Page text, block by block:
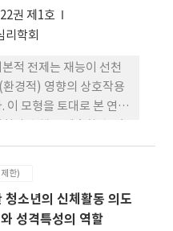
서 나타났다. 본 결과는
와 교육적 시사점과 관
권 제1호
리학회
적 전제는 재능이 선천
경적) 영향의 상호작용
이 모형을 토대로 본 연구
발달 척도 (MSTDS:
Talent Development
위계적 구조와 측정
있다. 일련의 심리측정
연관된 문항들을 추출
한)
소년의 신체활동 의도
성격특성의 역할